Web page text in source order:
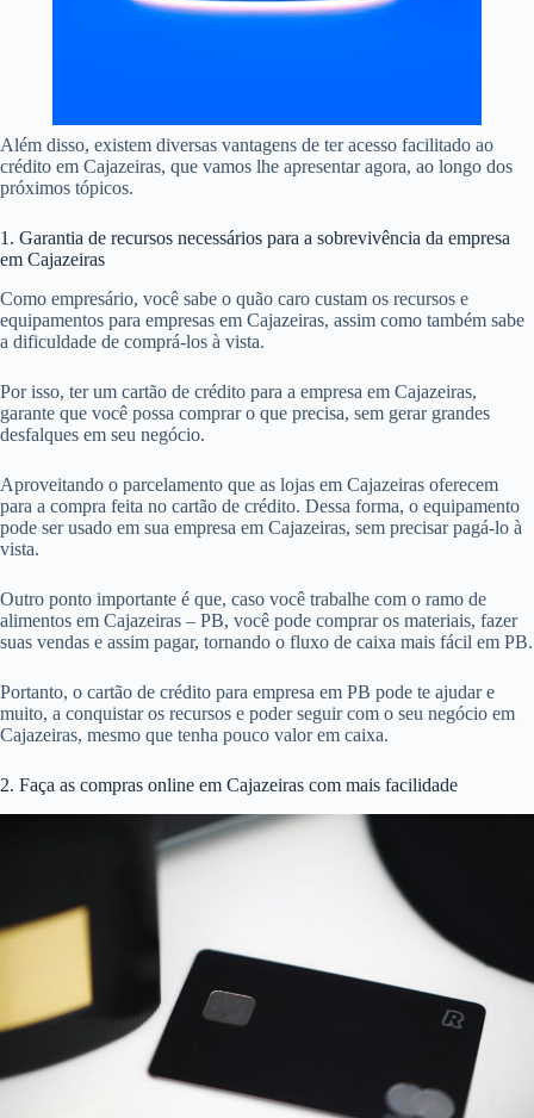
Além disso, existem diversas vantagens de ter acesso facilitado ao
crédito em Cajazeiras, que vamos lhe apresentar agora, ao longo dos
próximos tópicos.
1. Garantia de recursos necessários para a sobrevivência da empresa
em Cajazeiras
Como empresário, você sabe o quão caro custam os recursos e
equipamentos para empresas em Cajazeiras, assim como também sabe
a dificuldade de comprá-los à vista.
Por isso, ter um cartão de crédito para a empresa em Cajazeiras,
garante que você possa comprar o que precisa, sem gerar grandes
desfalques em seu negócio.
Aproveitando o parcelamento que as lojas em Cajazeiras oferecem
para a compra feita no cartão de crédito. Dessa forma, o equipamento
pode ser usado em sua empresa em Cajazeiras, sem precisar pagá-lo à
vista.
Outro ponto importante é que, caso você trabalhe com o ramo de
alimentos em Cajazeiras – PB, você pode comprar os materiais, fazer
suas vendas e assim pagar, tornando o fluxo de caixa mais fácil em PB.
Portanto, o cartão de crédito para empresa em PB pode te ajudar e
muito, a conquistar os recursos e poder seguir com o seu negócio em
Cajazeiras, mesmo que tenha pouco valor em caixa.
2. Faça as compras online em Cajazeiras com mais facilidade